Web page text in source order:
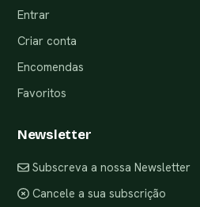
Entrar
Criar conta
Encomendas
Favoritos
Newsletter
Subscreva a nossa Newsletter
Cancele a sua subscrição